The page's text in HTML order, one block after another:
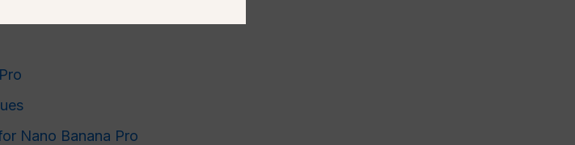
pagamento
Nano Banana Pro